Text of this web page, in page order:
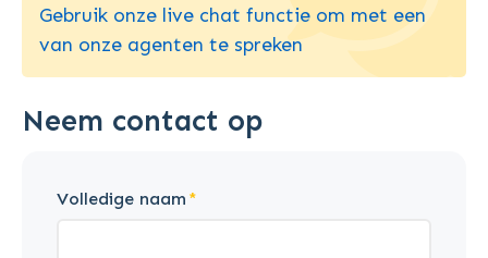
Gebruik onze live chat functie om met een
van onze agenten te spreken
Neem contact op
Volledige naam